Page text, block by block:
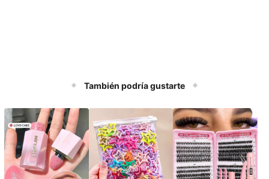
También podría gustarte